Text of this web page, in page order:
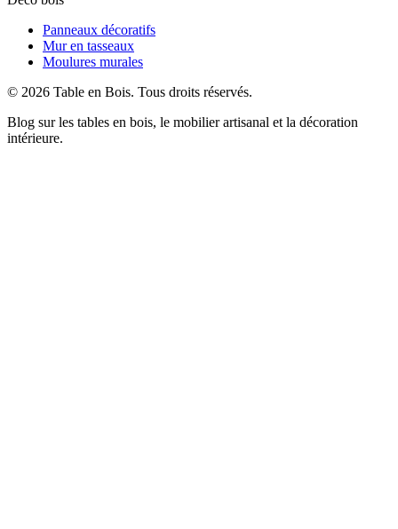
Panneaux décoratifs
Mur en tasseaux
Moulures murales
© 2026 Table en Bois. Tous droits réservés.
Blog sur les tables en bois, le mobilier artisanal et la décoration
intérieure.